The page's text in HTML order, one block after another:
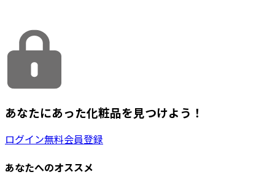
あなたにあった化粧品を見つけよう！
ログイン無料会員登録
あなたへのオススメ